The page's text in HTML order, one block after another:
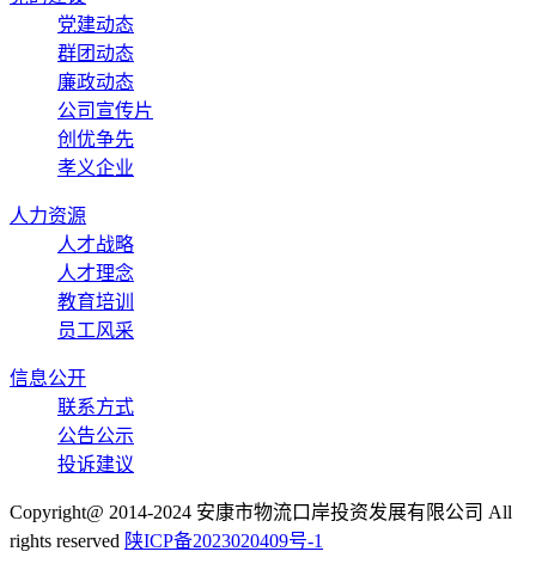
党建动态
群团动态
廉政动态
公司宣传片
创优争先
孝义企业
人力资源
人才战略
人才理念
教育培训
员工风采
信息公开
联系方式
公告公示
投诉建议
Copyright@ 2014-2024 安康市物流口岸投资发展有限公司 All
rights reserved 陕ICP备2023020409号-1